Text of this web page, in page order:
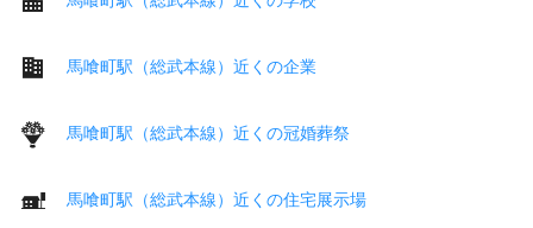
馬喰町駅（総武本線）近くの企業
馬喰町駅（総武本線）近くの冠婚葬祭
馬喰町駅（総武本線）近くの住宅展示場